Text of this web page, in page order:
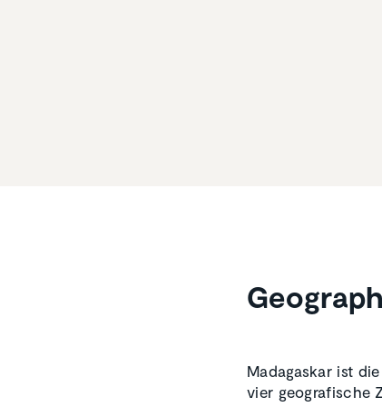
Madagaskar ist
vier geografische